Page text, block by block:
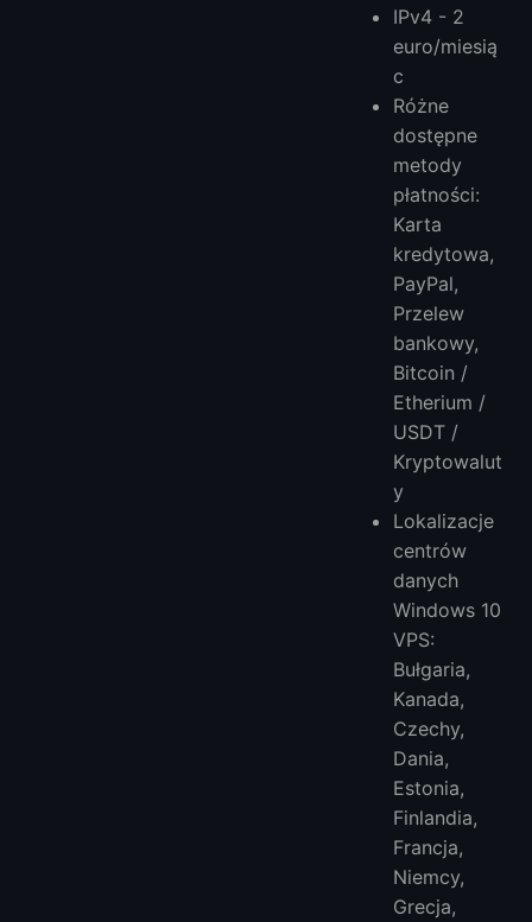
IPv4 - 2
euro/miesią
c
Różne
dostępne
metody
płatności:
Karta
kredytowa,
PayPal,
Przelew
bankowy,
Bitcoin /
Etherium /
USDT /
Kryptowalut
y
Lokalizacje
centrów
danych
Windows 10
VPS:
Bułgaria,
Kanada,
Czechy,
Dania,
Estonia,
Finlandia,
Francja,
Niemcy,
Grecja,